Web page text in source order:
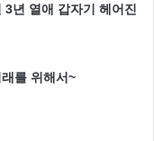
3년 열애 갑자기 헤어진
를 위해서~